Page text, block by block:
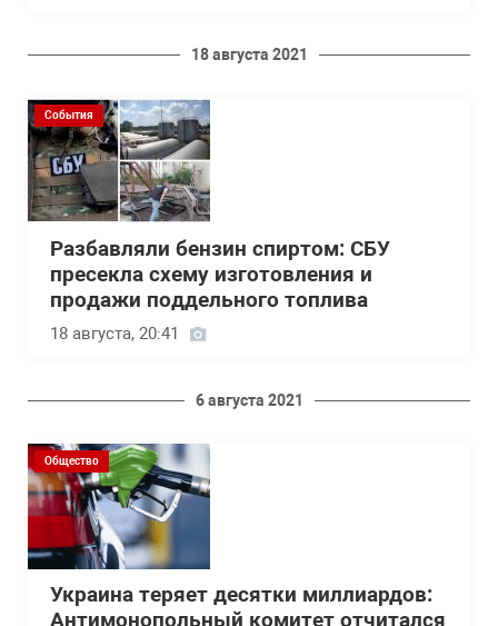
18 августа 2021
События
Разбавляли бензин спиртом: СБУ
пресекла схему изготовления и
продажи поддельного топлива
18 августа, 20:41
6 августа 2021
Общество
Украина теряет десятки миллиардов:
Антимонопольный комитет отчитался